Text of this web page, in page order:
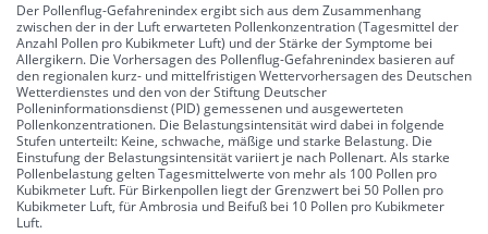
Der Pollenflug-Gefahrenindex ergibt sich aus dem Zusammenhang
zwischen der in der Luft erwarteten Pollenkonzentration (Tagesmittel der
Anzahl Pollen pro Kubikmeter Luft) und der Stärke der Symptome bei
Allergikern. Die Vorhersagen des Pollenflug-Gefahrenindex basieren auf
den regionalen kurz- und mittelfristigen Wettervorhersagen des Deutschen
Wetterdienstes und den von der Stiftung Deutscher
Polleninformationsdienst (PID) gemessenen und ausgewerteten
Pollenkonzentrationen. Die Belastungsintensität wird dabei in folgende
Stufen unterteilt: Keine, schwache, mäßige und starke Belastung. Die
Einstufung der Belastungsintensität variiert je nach Pollenart. Als starke
Pollenbelastung gelten Tagesmittelwerte von mehr als 100 Pollen pro
Kubikmeter Luft. Für Birkenpollen liegt der Grenzwert bei 50 Pollen pro
Kubikmeter Luft, für Ambrosia und Beifuß bei 10 Pollen pro Kubikmeter
Luft.